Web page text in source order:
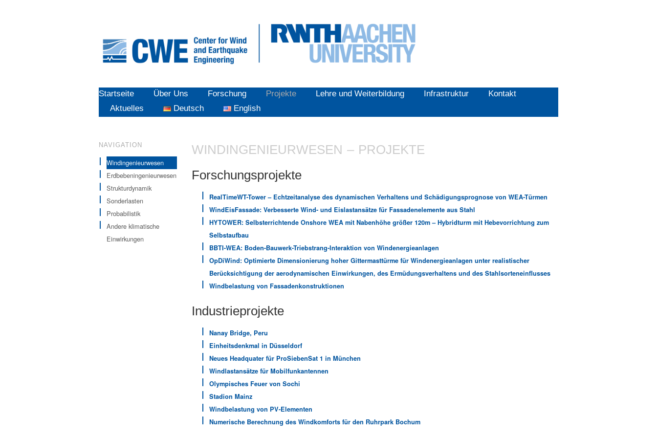
Startseite Über Uns Forschung Projekte Lehre und Weiterbildung Infrastruktur
Kontakt
Aktuelles
Deutsch English
NAVIGATION
Windingenieurwesen
Erdbebeningenieurwesen
Strukturdynamik
Sonderlasten
Probabilistik
Andere klimatische
Einwirkungen
WINDINGENIEURWESEN – PROJEKTE
Forschungsprojekte
RealTimeWT-Tower – Echtzeitanalyse des dynamischen Verhaltens und Schädigungsprognose von WEA-Türmen
WindEisFassade: Verbesserte Wind- und Eislastansätze für Fassadenelemente aus Stahl
HYTOWER: Selbsterrichtende Onshore WEA mit Nabenhöhe größer 120m – Hybridturm mit Hebevorrichtung zum
Selbstaufbau
BBTI-WEA: Boden-Bauwerk-Triebstrang-Interaktion von Windenergieanlagen
OpDiWind: Optimierte Dimensionierung hoher Gittermasttürme für Windenergieanlagen unter realistischer
Berücksichtigung der aerodynamischen Einwirkungen, des Ermüdungsverhaltens und des Stahlsorteneinflusses
Windbelastung von Fassadenkonstruktionen
Industrieprojekte
Nanay Bridge, Peru
Einheitsdenkmal in Düsseldorf
Neues Headquater für ProSiebenSat 1 in München
Windlastansätze für Mobilfunkantennen
Olympisches Feuer von Sochi
Stadion Mainz
Windbelastung von PV-Elementen
Numerische Berechnung des Windkomforts für den Ruhrpark Bochum